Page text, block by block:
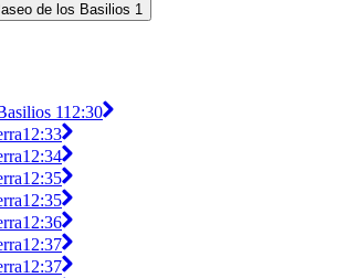
de los Basilios 1
112:30
12:33
12:34
12:35
12:35
12:36
12:37
12:37